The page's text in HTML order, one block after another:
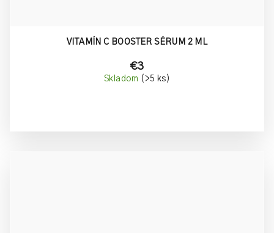
VITAMÍN C BOOSTER SÉRUM 2 ML
€3
Skladom (>5 ks)